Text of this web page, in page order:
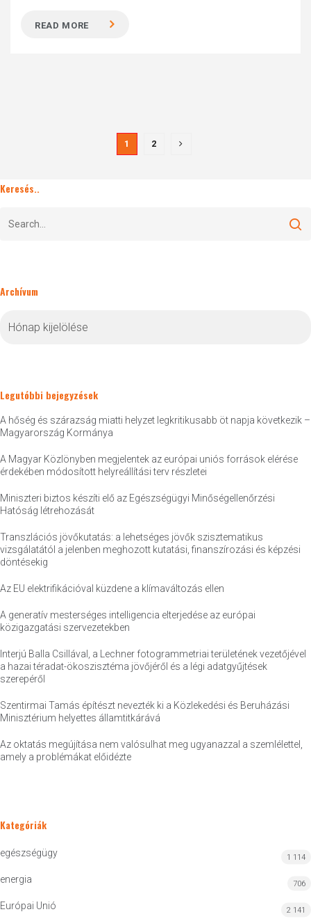
READ MORE
1 2
Keresés..
Archívum
Legutóbbi bejegyzések
A hőség és szárazság miatti helyzet legkritikusabb öt napja következik –
Magyarország Kormánya
A Magyar Közlönyben megjelentek az európai uniós források elérése
érdekében módosított helyreállítási terv részletei
Miniszteri biztos készíti elő az Egészségügyi Minőségellenőrzési
Hatóság létrehozását
Transzlációs jövőkutatás: a lehetséges jövők szisztematikus
vizsgálatától a jelenben meghozott kutatási, finanszírozási és képzési
döntésekig
Az EU elektrifikációval küzdene a klímaváltozás ellen
A generatív mesterséges intelligencia elterjedése az európai
közigazgatási szervezetekben
Interjú Balla Csillával, a Lechner fotogrammetriai területének vezetőjével
a hazai téradat-ökoszisztéma jövőjéről és a légi adatgyűjtések
szerepéről
Szentirmai Tamás építészt nevezték ki a Közlekedési és Beruházási
Minisztérium helyettes államtitkárává
Az oktatás megújítása nem valósulhat meg ugyanazzal a szemlélettel,
amely a problémákat előidézte
Kategóriák
egészségügy 1 114
energia 706
Európai Unió 2 141